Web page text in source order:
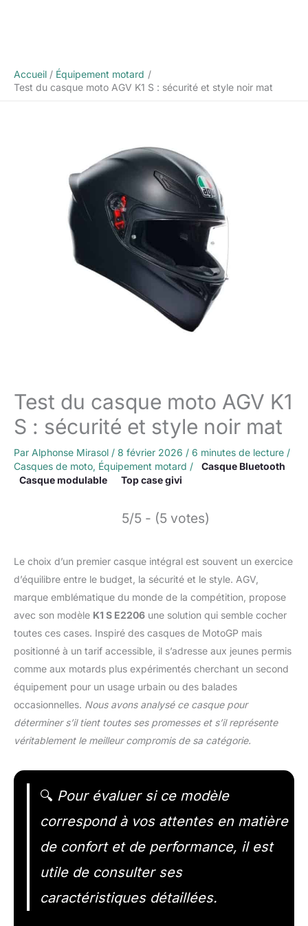
Accueil
Équipement motard
Test du casque moto AGV K1 S : sécurité et style noir mat
Test du casque moto AGV K1
S : sécurité et style noir mat
Par Alphonse Mirasol / 8 février 2026 / 6 minutes de lecture /
Casques de moto, Équipement motard /
Casque Bluetooth
Casque modulable
Top case givi
5/5 - (5 votes)
Le choix d’un premier casque intégral est souvent un exercice
d’équilibre entre le budget, la sécurité et le style. AGV,
marque emblématique du monde de la compétition, propose
avec son modèle K1 S E2206 une solution qui semble cocher
toutes ces cases. Inspiré des casques de MotoGP mais
positionné à un tarif accessible, il s’adresse aux jeunes permis
comme aux motards plus expérimentés cherchant un second
équipement pour un usage urbain ou des balades
occasionnelles. Nous avons analysé ce casque pour
déterminer s’il tient toutes ses promesses et s’il représente
véritablement le meilleur compromis de sa catégorie.
🔍 Pour évaluer si ce modèle
correspond à vos attentes en matière
de confort et de performance, il est
utile de consulter ses
caractéristiques détaillées.